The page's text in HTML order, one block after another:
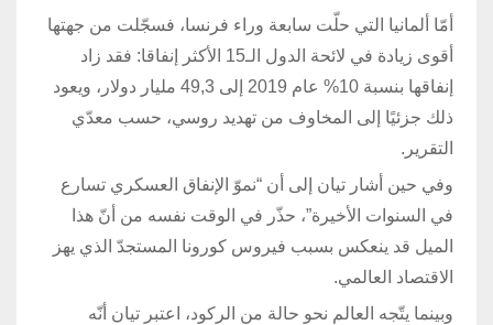
أمّا ألمانيا التي حلّت سابعة وراء فرنسا، فسجّلت من جهتها
أقوى زيادة في لائحة الدول الـ15 الأكثر إنفاقا: فقد زاد
إنفاقها بنسبة 10% عام 2019 إلى 49,3 مليار دولار، ويعود
ذلك جزئيًا إلى المخاوف من تهديد روسي، حسب معدّي
التقرير.
وفي حين أشار تيان إلى أن “نموّ الإنفاق العسكري تسارع
في السنوات الأخيرة”، حذّر في الوقت نفسه من أنّ هذا
الميل قد ينعكس بسبب فيروس كورونا المستجدّ الذي يهز
الاقتصاد العالمي.
وبينما يتّجه العالم نحو حالة من الركود، اعتبر تيان أنّه